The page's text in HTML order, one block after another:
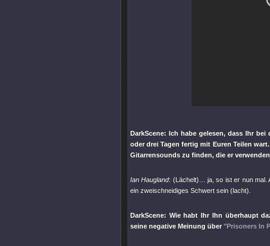
DarkScene: Ich habe gelesen, dass Ihr
oder drei Tagen fertig mit Euren Teilen
Gitarrensounds zu finden, die er
Ian Haugland: (Lächelt)… ja, so ist er nun mal.
ein zweischneidiges Schwert sein (lacht).
DarkScene: Wie habt Ihr Ihn überhaupt
seine negative Meinung über "Prisoners In